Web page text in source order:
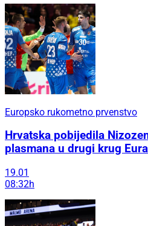
Europsko rukometno prvenstvo
Hrvatska pobijedila
plasmana u drugi krug Eura
19.01
08:32h